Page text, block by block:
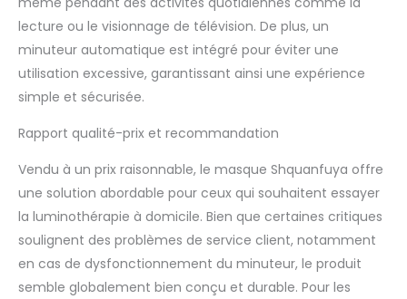
lecture ou le visionnage de télévision. De plus, un
minuteur automatique est intégré pour éviter une
utilisation excessive, garantissant ainsi une expérience
simple et sécurisée.
Rapport qualité-prix et recommandation
Vendu à un prix raisonnable, le masque Shquanfuya offre
une solution abordable pour ceux qui souhaitent essayer
la luminothérapie à domicile. Bien que certaines critiques
soulignent des problèmes de service client, notamment
en cas de dysfonctionnement du minuteur, le produit
semble globalement bien conçu et durable. Pour les